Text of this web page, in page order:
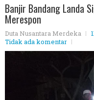
Banjir Bandang Landa
Merespon
Duta Nusantara Merdeka
Tidak ada komentar